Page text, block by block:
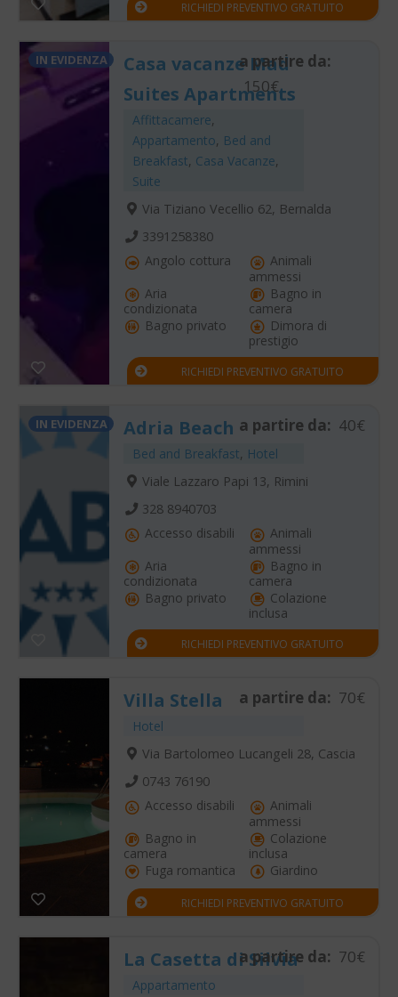
RICHIEDI PREVENTIVO GRATUITO
Casa vacanze Mad
Suites Apartments
Affittacamere,
Appartamento, Bed and
Breakfast, Casa Vacanze,
Suite
a partire da:
150€
Via Tiziano Vecellio 62, Bernalda
3391258380
Angolo cottura
Animali
ammessi
Aria
condizionata
Bagno in
camera
Bagno privato
Dimora di
prestigio
RICHIEDI PREVENTIVO GRATUITO
IN EVIDENZA
Adria Beach
Bed and Breakfast, Hotel
a partire da: 40€
Viale Lazzaro Papi 13, Rimini
328 8940703
Accesso disabili
Animali
ammessi
Aria
condizionata
Bagno in
camera
Bagno privato
Colazione
inclusa
RICHIEDI PREVENTIVO GRATUITO
IN EVIDENZA
Villa Stella
Hotel
a partire da: 70€
Via Bartolomeo Lucangeli 28, Cascia
0743 76190
Accesso disabili
Animali
ammessi
Bagno in
camera
Colazione
inclusa
Fuga romantica
Giardino
RICHIEDI PREVENTIVO GRATUITO
La Casetta di Silvia
Appartamento
a partire da: 70€